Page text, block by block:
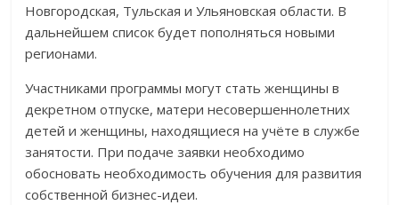
Новгородская, Тульская и Ульяновская области. В
дальнейшем список будет пополняться новыми
регионами.
Участниками программы могут стать женщины в
декретном отпуске, матери несовершеннолетних
детей и женщины, находящиеся на учёте в службе
занятости. При подаче заявки необходимо
обосновать необходимость обучения для развития
собственной бизнес-идеи.